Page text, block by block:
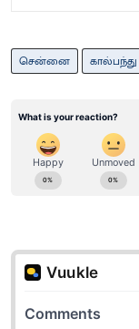
சென்னை கால்பந்து